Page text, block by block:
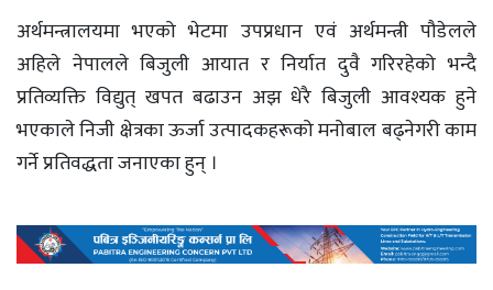
अर्थमन्त्रालयमा भएको भेटमा उपप्रधान एवं अर्थमन्त्री पौडेलले
अहिले नेपालले बिजुली आयात र निर्यात दुवै गरिरहेको भन्दै
प्रतिव्यक्ति विद्युत् खपत बढाउन अझ धेरै बिजुली आवश्यक हुने
भएकाले निजी क्षेत्रका ऊर्जा उत्पादकहरूको मनोबाल बढ्नेगरी काम
गर्ने प्रतिवद्धता जनाएका हुन् ।